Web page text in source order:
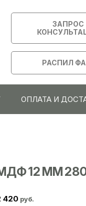
ЗАПРОС
РАСПИЛ
ОПЛАТА И
12 ММ
420 руб.